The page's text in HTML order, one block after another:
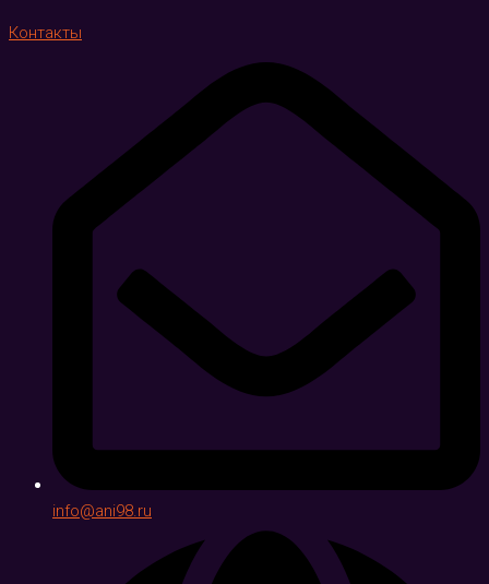
Контакты
info@ani98.ru